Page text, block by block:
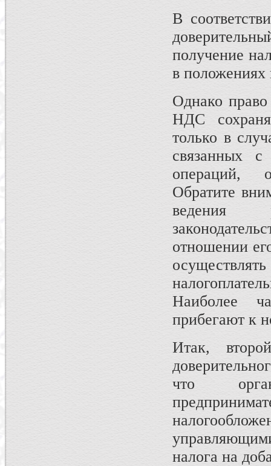
В
получение
в
Однако
НДС
только в
связанных
операций,
Обратите
ведения
отношении
Наиболее
прибегают к
Итак,
что
налога на